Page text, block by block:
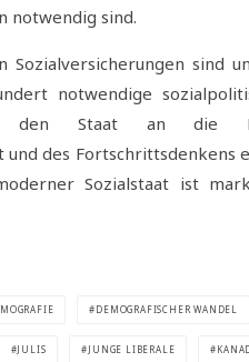
notwendig sind.
Sozialversicherungen sind
notwendige
den Staat an die
des Fortschrittsdenkens
Sozialstaat ist
DEMOGRAFISCHER WANDEL
JULIS JUNGE LIBERALE